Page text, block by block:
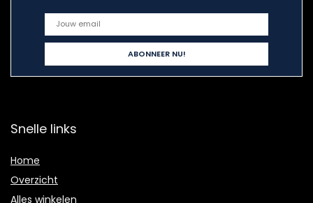
Snelle links
Home
Overzicht
Alles winkelen